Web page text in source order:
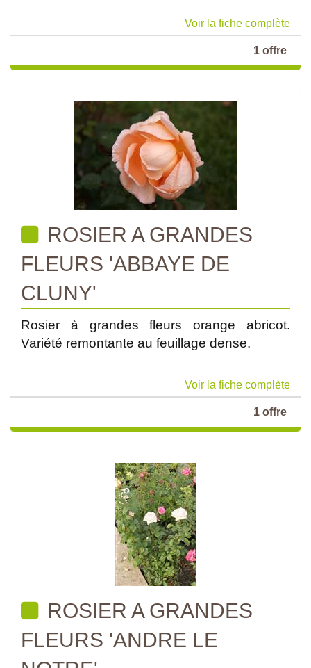
Voir la fiche complète
1 offre
ROSIER A GRANDES
FLEURS 'ABBAYE DE
CLUNY'
Rosier à grandes fleurs orange abricot.
Variété remontante au feuillage dense.
Voir la fiche complète
1 offre
ROSIER A GRANDES
FLEURS 'ANDRE LE